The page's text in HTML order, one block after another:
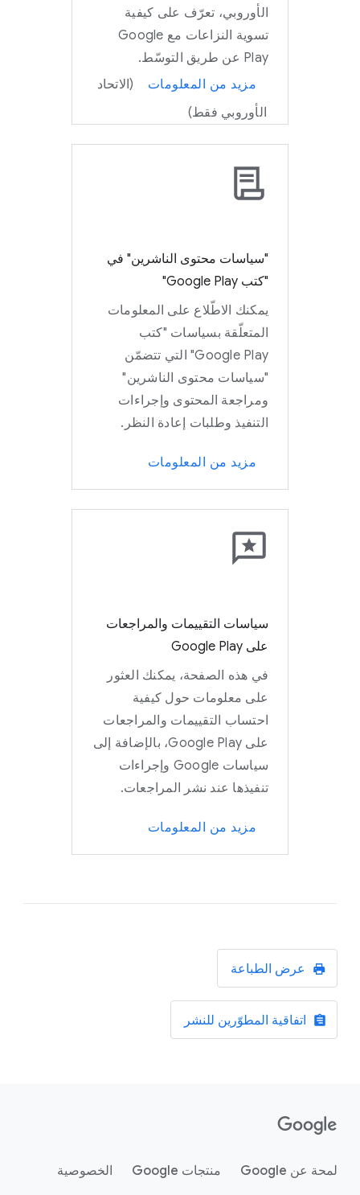
الأوروبي، تعرّف على كيفية
تسوية النزاعات مع Google
Play عن طريق التوسّط.
مزيد من المعلومات
(الاتحاد
الأوروبي فقط)
"سياسات محتوى الناشرين" في
"كتب Google Play"
يمكنك الاطّلاع على المعلومات
المتعلّقة بسياسات "كتب
Google Play" التي تتضمّن
"سياسات محتوى الناشرين"
ومراجعة المحتوى وإجراءات
التنفيذ وطلبات إعادة النظر.
مزيد من المعلومات
سياسات التقييمات والمراجعات
على Google Play
في هذه الصفحة، يمكنك العثور
على معلومات حول كيفية
احتساب التقييمات والمراجعات
على Google Play، بالإضافة إلى
سياسات Google وإجراءات
تنفيذها عند نشر المراجعات.
مزيد من المعلومات
عرض الطباعة
اتفاقية المطوّرين للنشر
لمحة عن Google منتجات Google الخصوصية